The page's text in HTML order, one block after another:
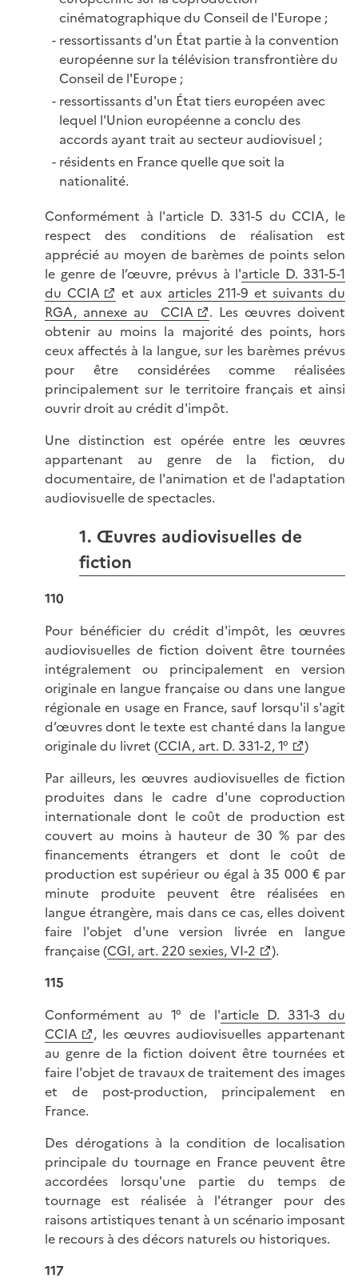
cinématographique du Conseil de l'Europe ;
ressortissants d'un État partie à la convention
européenne sur la télévision transfrontière du
Conseil de l'Europe ;
ressortissants d'un État tiers européen avec
lequel l'Union européenne a conclu des
accords ayant trait au secteur audiovisuel ;
résidents en France quelle que soit la
nationalité.
Conformément à l'article D. 331-5 du CCIA, le
respect des conditions de réalisation est
apprécié au moyen de barèmes de points selon
le genre de l’œuvre, prévus à l'article D. 331-5-1
du CCIA
et aux articles 211-9 et suivants du
RGA, annexe au CCIA
. Les œuvres doivent
obtenir au moins la majorité des points, hors
ceux affectés à la langue, sur les barèmes prévus
pour être considérées comme réalisées
principalement sur le territoire français et ainsi
ouvrir droit au crédit d'impôt.
Une distinction est opérée entre les œuvres
appartenant au genre de la fiction, du
documentaire, de l'animation et de l'adaptation
audiovisuelle de spectacles.
1. Œuvres audiovisuelles de
fiction
110
Pour bénéficier du crédit d'impôt, les œuvres
audiovisuelles de fiction doivent être tournées
intégralement ou principalement en version
originale en langue française ou dans une langue
régionale en usage en France, sauf lorsqu'il s'agit
d’œuvres dont le texte est chanté dans la langue
originale du livret (CCIA, art. D. 331-2, 1°
)
Par ailleurs, les œuvres audiovisuelles de fiction
produites dans le cadre d'une coproduction
internationale dont le coût de production est
couvert au moins à hauteur de 30 % par des
financements étrangers et dont le coût de
production est supérieur ou égal à 35 000 € par
minute produite peuvent être réalisées en
langue étrangère, mais dans ce cas, elles doivent
faire l'objet d'une version livrée en langue
française (CGI, art. 220 sexies, VI-2
).
115
Conformément au 1° de l'article D. 331-3 du
CCIA
, les œuvres audiovisuelles appartenant
au genre de la fiction doivent être tournées et
faire l'objet de travaux de traitement des images
et de post-production, principalement en
France.
Des dérogations à la condition de localisation
principale du tournage en France peuvent être
accordées lorsqu'une partie du temps de
tournage est réalisée à l'étranger pour des
raisons artistiques tenant à un scénario imposant
le recours à des décors naturels ou historiques.
117